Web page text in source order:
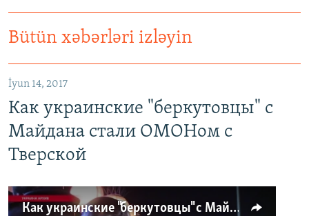
Bütün xəbərləri izləyin
İyun 14, 2017
Как украинские "беркутовцы" с
Майдана стали ОМОНом с
Тверской
Как украинские "беркутовцы" с Майдана стали ОМОНом с Тверской